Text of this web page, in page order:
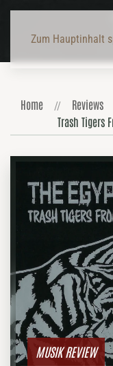
Zum Hauptinhalt
Home Reviews
Trash Tigers
MUSIK REVIEW